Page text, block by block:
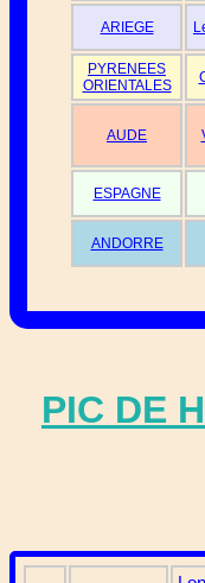
ARIEGE
PYRENEES
ORIENTALES
AUDE
ESPAGNE
ANDORRE
PIC DE